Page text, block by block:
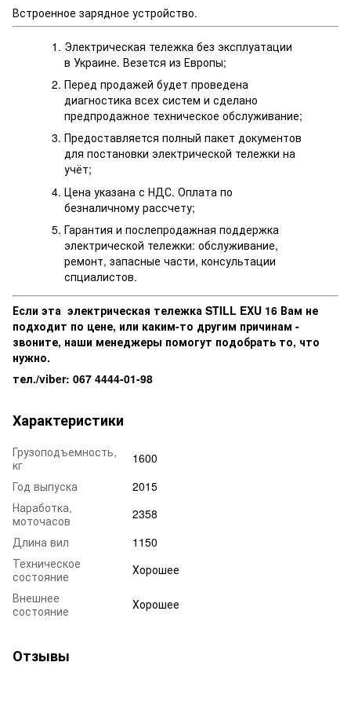
Встроенное зарядное устройство.
Электрическая тележка без эксплуатации
в Украине. Везется из Европы;
Перед продажей будет проведена
диагностика всех систем и сделано
предпродажное техническое обслуживание;
Предоставляется полный пакет документов
для постановки электрической тележки на
учёт;
Цена указана с НДС. Оплата по
безналичному рассчету;
Гарантия и послепродажная поддержка
электрической тележки: обслуживание,
ремонт, запасные части, консультации
спциалистов.
Если эта электрическая тележка STILL EXU 16 Вам не
подходит по цене, или каким-то другим причинам -
звоните, наши менеджеры помогут подобрать то, что
нужно.
тел./viber: 067 4444-01-98
Характеристики
Грузоподъемность,
кг
1600
Год выпуска
2015
Наработка,
моточасов
2358
Длина вил
1150
Техническое
состояние
Хорошее
Внешнее
состояние
Хорошее
Отзывы